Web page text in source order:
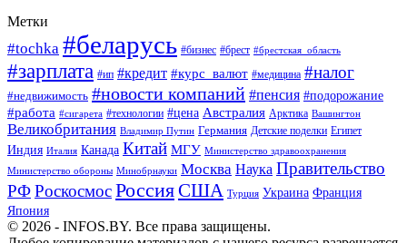
Метки
#tochka #беларусь #бизнес #брест #брестская_область
#зарплата #ип #кредит #курс_валют #медицина #налог
#недвижимость #новости компаний #пенсия #подорожание
#работа #сигарета #технологии #цена Австралия Арктика Вашингтон
Великобритания Владимир Путин Германия Детские поделки Египет
Индия Италия Канада Китай МГУ Министерство здравоохранения
Министерство обороны Минобрнауки Москва Наука Правительство
РФРоскосмосРоссияСША Турция Украина Франция
Япония
© 2026 - INFOS.BY. Все права защищены.